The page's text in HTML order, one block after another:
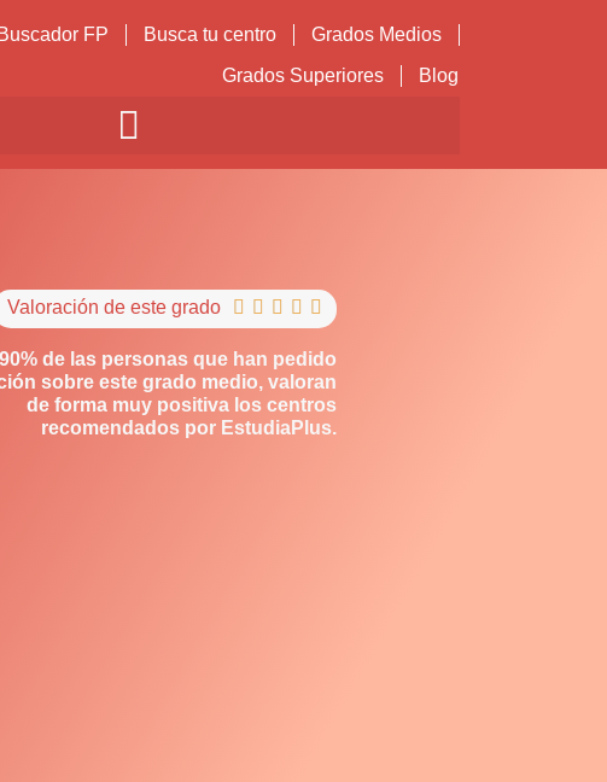
Buscador FP Busca tu centro
Grados Medios
Grados Superiores
Blog
Valoración de este grado     
de las personas que han pedido
sobre este grado medio, valoran
de forma muy positiva los centros
recomendados por EstudiaPlus.